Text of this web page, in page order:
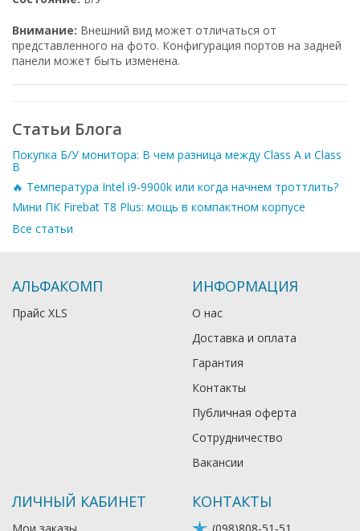
Внимание: Внешний вид может отличаться от
представленного на фото. Конфигурация портов на задней
панели может быть изменена.
Статьи Блога
Покупка Б/У монитора: В чем разница между Class A и Class
B
🔥 Температура Intel i9-9900k или когда начнем троттлить?
Мини ПК Firebat T8 Plus: мощь в компактном корпусе
Все статьи
АЛЬФАКОМП
Прайс XLS
ИНФОРМАЦИЯ
О нас
Доставка и оплата
Гарантия
Контакты
Публичная оферта
Сотрудничество
Вакансии
ЛИЧНЫЙ КАБИНЕТ КОНТАКТЫ